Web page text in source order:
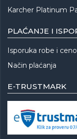
Karcher Platinum
PLAĆANJE I
Isporuka robe i
Način plaćanja
E-TRUSTMARK